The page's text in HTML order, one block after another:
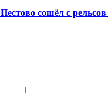
сошёл с рельсов